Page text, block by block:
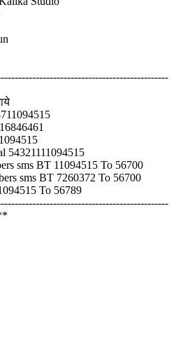
54321111094515
sms BT 11094515 To 56700
sms BT 7260372 To 56700
To 56789